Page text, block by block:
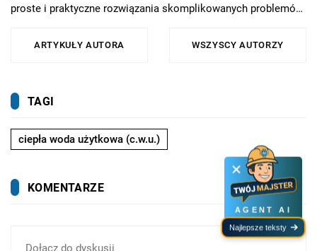
proste i praktyczne rozwiązania skomplikowanych problemów.
energii oraz zdrowy rozsądek we wszystkich tematach
rowerom.
ARTYKUŁY AUTORA WSZYSCY AUTORZY
TAGI
ciepła woda użytkowa (c.w.u.)
KOMENTARZE
AGENT AI
Najlepsze teksty